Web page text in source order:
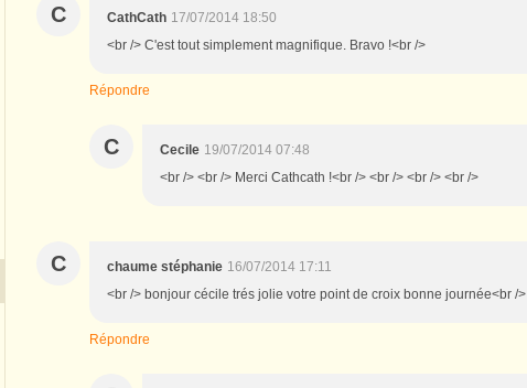
C CathCath 17/07/2014 18:50
<br /> C'est tout simplement magnifique. Bravo !<br />
Répondre
C Cecile 19/07/2014 07:48
<br /> <br /> Merci Cathcath !<br /> <br /> <br /> <br />
C chaume stéphanie 16/07/2014 17:11
<br /> bonjour cécile trés jolie votre point de croix bonne journée<br />
Répondre